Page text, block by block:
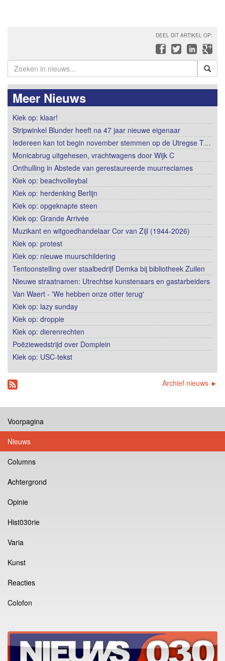
DEEL DIT ARTIKEL OP:
Meer Nieuws
Kiek op: klaar!
Stripwinkel Blunder heeft na 47 jaar nieuwe eigenaar
Iedereen kan tot begin november stemmen op de Utregse T…
Monicabrug uitgehesen, vrachtwagens door Wijk C
Onthulling in Abstede van gerestaureerde muurreclames
Kiek op: beachvolleybal
Kiek op: herdenking Berlijn
Kiek op: opgeknapte steen
Kiek op: Grande Arrivée
Muzikant en witgoedhandelaar Cor van Zijl (1944-2026)
Kiek op: protest
Kiek op: nieuwe muurschildering
Tentoonstelling over staalbedrijf Demka bij bibliotheek Zuilen
Nieuwe straatnamen: Utrechtse kunstenaars en gastarbeiders
Van Waert - 'We hebben onze otter terug'
Kiek op: lazy sunday
Kiek op: droppie
Kiek op: dierenrechten
Poëziewedstrijd over Domplein
Kiek op: USC-tekst
Archief nieuws ►
Voorpagina
Nieuws
Columns
Achtergrond
Opinie
Hist030rie
Varia
Kunst
Reacties
Colofon